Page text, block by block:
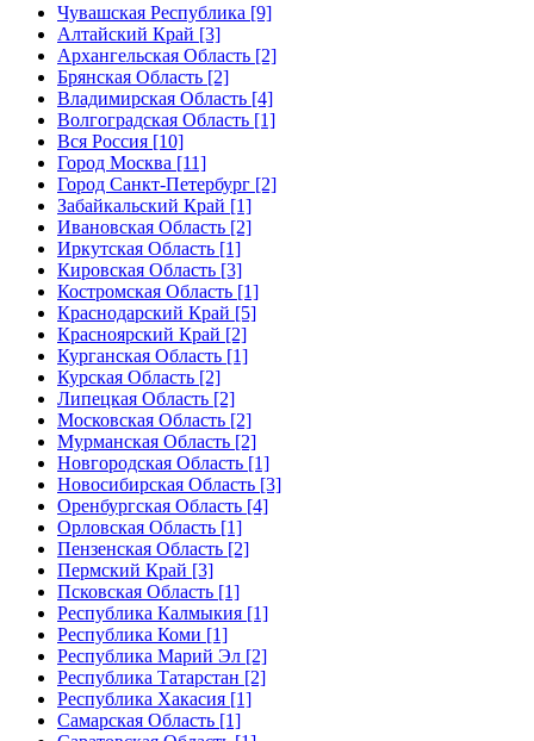
Чувашская Республика [9]
Алтайский Край [3]
Архангельская Область [2]
Брянская Область [2]
Владимирская Область [4]
Волгоградская Область [1]
Вся Россия [10]
Город Москва [11]
Город Санкт-Петербург [2]
Забайкальский Край [1]
Ивановская Область [2]
Иркутская Область [1]
Кировская Область [3]
Костромская Область [1]
Краснодарский Край [5]
Красноярский Край [2]
Курганская Область [1]
Курская Область [2]
Липецкая Область [2]
Московская Область [2]
Мурманская Область [2]
Новгородская Область [1]
Новосибирская Область [3]
Оренбургская Область [4]
Орловская Область [1]
Пензенская Область [2]
Пермский Край [3]
Псковская Область [1]
Республика Калмыкия [1]
Республика Коми [1]
Республика Марий Эл [2]
Республика Татарстан [2]
Республика Хакасия [1]
Самарская Область [1]